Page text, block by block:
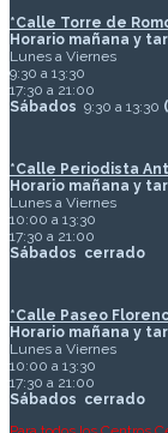
*Calle Torre de
Horario mañana y
Lunes a Viernes
9:30 a 13:30
17:30 a 21:00
Sábados 9:30 a 13:30
*Calle Periodista
Horario mañana y
Lunes a Viernes
10:00 a 13:30
17:30 a 21:00
Sábados cerrado
*Calle Paseo
Horario mañana y
Lunes a Viernes
10:00 a 13:30
17:30 a 21:00
Sábados cerrado